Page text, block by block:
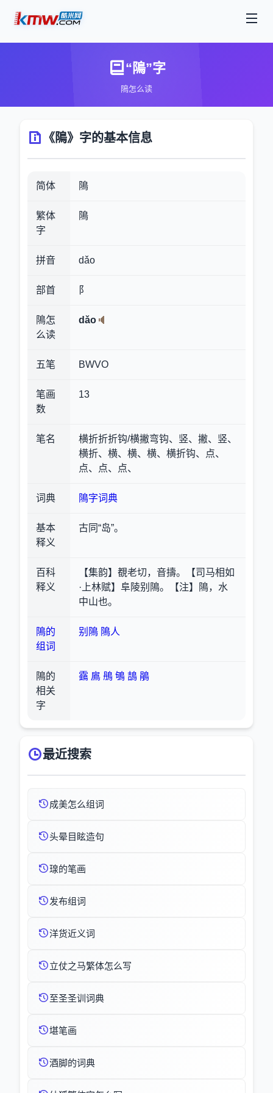
“隝”字
隝怎么读
《隝》字的基本信息
简体 隝
繁体
字
隝
拼音 dǎo
部首 阝
隝怎
么读
dǎo
五笔 BWVO
笔画
数
13
笔名
横折折折钩/横撇弯钩、竖、撇、竖、
横折、横、横、横、横折钩、点、
点、点、点、
词典 隝字词典
基本
释义
古同“岛”。
百科
释义
【集韵】覩老切，音擣。【司马相如
·上林赋】阜陵别隝。【注】隝，水
中山也。
隝的
组词
别隝 隝人
隝的
相关
字
靎 鳸 鴅 鴝 鴶 鵑
最近搜索
成美怎么组词
头晕目眩造句
瑔的笔画
发布组词
洋货近义词
立仗之马繁体怎么写
至圣圣训词典
堪笔画
酒脚的词典